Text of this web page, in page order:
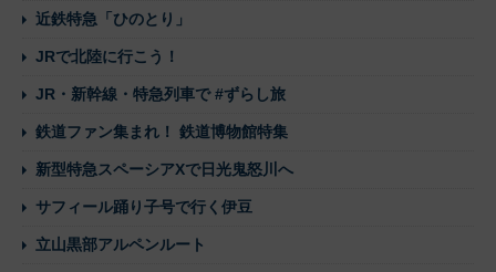
近鉄特急「ひのとり」
JRで北陸に行こう！
JR・新幹線・特急列車で #ずらし旅
鉄道ファン集まれ！ 鉄道博物館特集
新型特急スペーシアXで日光鬼怒川へ
サフィール踊り子号で行く伊豆
立山黒部アルペンルート